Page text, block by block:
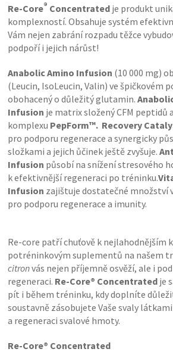
Re-Core® Concentrated je produkt
komplexností. Obsahuje systém
Vám nejen zabrání rozpadu těžce
podpoří i jejich nárůst!
Anabolic Amino Infusion (10 000 mg)
(Leucin, IsoLeucin, Valin) ve špičkovém
obohacený o důležitý glutamin.
Infusion je matrix složený CFM peptidů
komplexu PepForm™. Recovery
pro podporu regenerace a synergicky
složkami a jejich ůčinek ještě zvyšuje.
Infusion působí na snížení stresového
k efektivnější regeneraci po tréninku.
Infusion zajištuje dostatečné množství
pro podporu regenerace a imunity.
Re-core patří chuťově k nejlahodnějším
potréninkovým suplementů na našem
citronvás nejen příjemně osvěží, ale i
regeneraci. Re-Core® Concentrated je
pít i během tréninku, kdy doplníte
soustavně zásobujete Vaše svaly
a regeneraci svalové hmoty.
Re-Core® Concentrated